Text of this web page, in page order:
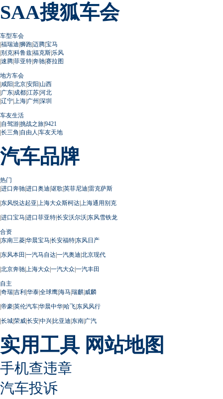
SAA搜狐车会
车型车会
|福瑞迪|狮跑|迈腾|宝马
|别克|科鲁兹|福克斯|乐风
|速腾|菲亚特|奔驰|赛拉图
地方车会
|咸阳|北京|安阳|山西
|广东|成都|江苏|河北
|辽宁| 上海|广州 |深圳
车友生活
|自驾游|挑战之旅|9421
|长三角 |自由人 |车友天地
汽车品牌
热门
|进口奔驰|进口奥迪|讴歌|英菲尼迪|雷克萨斯
|东风悦达起亚| 上海大众斯柯达| 上海通用别克
|进口宝马|进口菲亚特|长安沃尔沃|东风雪铁龙
合资
|东南三菱|华晨宝马|长安福特|东风日产
|东风本田 |一汽马自达|一汽奥迪|北京现代
|北京奔驰| 上海大众|一汽大众|一汽丰田
自主
|奇瑞|吉利|华泰|全球鹰|海马|瑞麒|威麟
|帝豪|英伦汽车|华晨中华|哈飞|东风风行
|长城|荣威|长安|中兴|比亚迪|东南|广汽
实用工具 网站地图
手机查违章
汽车投诉